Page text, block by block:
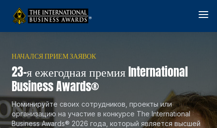
НАЧАЛСЯ ПРИЕМ ЗАЯВОК
23-я ежегодная премия International
Business Awards®
Номинируйте своих сотрудников, проекты или
организацию на участие в конкурсе The International
Business Awards® 2026 года, который является высшей